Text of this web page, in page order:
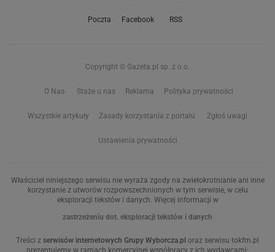
Poczta Facebook RSS
Copyright © Gazeta.pl sp. z o.o.
O Nas Staże u nas Reklama Polityka prywatności
Wszystkie artykuły Zasady korzystania z portalu Zgłoś uwagi
Ustawienia prywatności
Właściciel niniejszego serwisu nie wyraża zgody na zwielokrotnianie ani inne
korzystanie z utworów rozpowszechnionych w tym serwisie, w celu
eksploracji tekstów i danych. Więcej informacji w
zastrzeżeniu dot. eksploracji tekstów i danych
Treści z serwisów internetowych Grupy Wyborcza.pl oraz serwisu tokfm.pl
prezentujemy w ramach komercyjnej współpracy z ich wydawcami: